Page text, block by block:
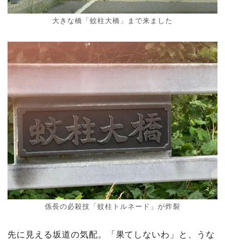
大きな橋「蚊柱大橋」まで来ました
係長の必殺技「蚊柱トルネード」が炸裂
先に見える坂道の気配。「果てしないわ」と、うな